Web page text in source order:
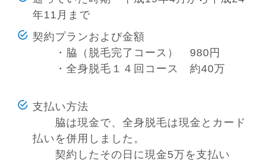
年11月まで
契約プランおよび金額
・脇（脱毛完了コース） 980円
・全身脱毛１４回コース 約40万
支払い方法
脇は現金で、全身脱毛は現金とカード
払いを併用しました。
契約したその日に現金5万を支払い